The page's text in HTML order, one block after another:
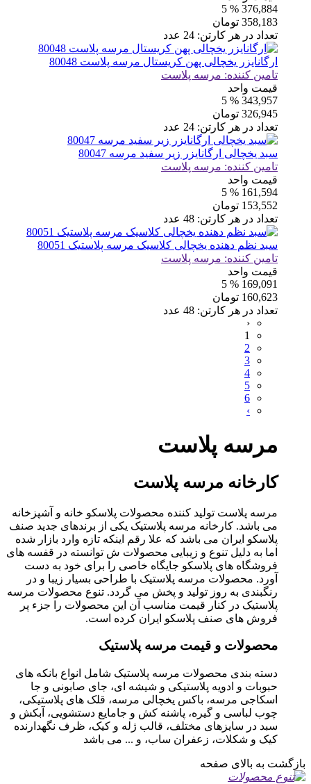
376,884
% 5
358,183 تومان
تعداد در هر کارتن: 24 عدد
ارگانایزر یخچالی پهن کریستال مرسه پلاست 80048
تامین کننده: مرسه پلاست
قیمت واحد
343,957
% 5
326,945 تومان
تعداد در هر کارتن: 24 عدد
سبد یخچالی ارگانایزر زیر سفید مرسه 80047
تامین کننده: مرسه پلاست
قیمت واحد
161,594
% 5
153,552 تومان
تعداد در هر کارتن: 48 عدد
سبد نظم دهنده یخچالی کلاسیک مرسه پلاستیک 80051
تامین کننده: مرسه پلاست
قیمت واحد
169,091
% 5
160,623 تومان
تعداد در هر کارتن: 48 عدد
‹
1
2
3
4
5
6
›
مرسه پلاست
کارخانه مرسه پلاست
مرسه پلاست تولید کننده محصولات پلاسکو خانه و آشپزخانه
می باشد. کارخانه مرسه پلاستیک یکی از برندهای جدید صنف
پلاسکو ایران می باشد که علا رقم اینکه تازه وارد بازار شده
اما به دلیل تنوع و زیبایی محصولات ش توانسته در قفسه های
فروشگاه های پلاسکو جایگاه خاصی را برای خود به دست
آورد. محصولات مرسه پلاستیک با طراحی بسیار زیبا و در
رنگبندی به روز تولید و پخش می گردد. تنوع محصولات مرسه
پلاستیک در کنار قیمت مناسب آن این محصولات را جزء پر
فروش های صنف پلاسکو ایران کرده است.
محصولات و قیمت مرسه پلاستیک
دسته بندی محصولات مرسه پلاستیک شامل انواع بانکه های
حبوبات و ادویه پلاستیکی و شیشه ای، جای صابونی و جا
اسکاجی مرسه، باکس یخچالی مرسه، قلک های پلاستیکی،
چوب لباسی و گیره، پاشنه کش و جامایع دستشویی، آبکش و
سبد در سایزهای مختلف، قالب ژله و کیک، ظرف نگهدارنده
کیک و شکلات، زعفران ساب، و ... می باشد
بازگشت به بالای صفحه